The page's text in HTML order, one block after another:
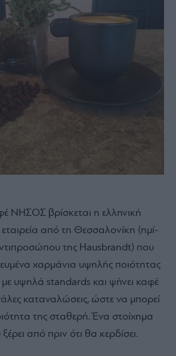
ΝΗΣΟΣ βρίσκεται η ελληνική
από τη Θεσσαλονίκη (ημί-
της Hausbrandt) που
χαρμάνια υψηλής ποιότητας
με υψηλά standards και ψήνει καφέ
καταναλώσεις, ώστε να μπορεί
της σταθερή. Ένα στοίχημα
από πριν ότι θα κερδίσει.